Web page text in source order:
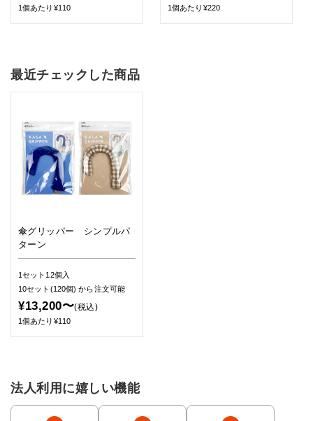
1個あたり¥110 1個あたり¥220
最近チェックした商品
傘グリッパー シンプルパ
ターン
1セット12個入
10セット(120個)から注文可能
¥13,200〜(税込)
1個あたり¥110
法人利用に嬉しい機能